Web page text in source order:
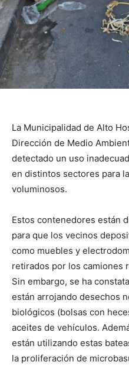
La Municipalidad de Alto
Dirección de Medio
detectado un uso
en distintos sectores para
voluminosos.
Estos contenedores están
para que los vecinos
como muebles y
retirados por los camiones
Sin embargo, se ha
están arrojando desechos
biológicos (bolsas con
aceites de vehículos.
están utilizando estas
la proliferación de